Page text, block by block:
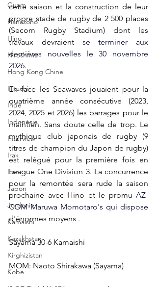
Guam
Hanazono
Hino
Hiroshima
Hong Kong Chine
Hitachi
Inde
Indonésie
Interview
Irak
Iran
Japon
Jordanie
Kamaishi
Kazakhstan
Kirghizistan
Kobe
cette saison et la construction de leur
propre stade de rugby de 2 500 places
(Secom Rugby Stadium) dont les
travaux devraient se terminer aux
dernières nouvelles le 30 novembre
2026.
En face les Seawaves jouaient pour la
quatrième année consécutive (2023,
2024, 2025 et 2026) les barrages pour le
maintien. Sans doute celle de trop. Le
mythique club japonais de rugby (9
titres de champion du Japon de rugby)
est relégué pour la première fois en
League One Division 3. La concurrence
pour la remontée sera rude la saison
prochaine avec Hino et le promu AZ-
COM Maruwa Momotaro's qui dispose
d'énormes moyens .
Sayama 30-6 Kamaishi
MOM: Naoto Shirakawa (Sayama)